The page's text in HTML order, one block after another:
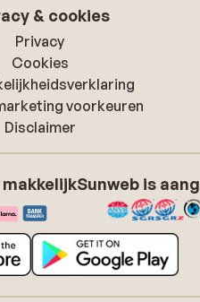
& cookies
Privacy
Cookies
voorkeuren
Disclaimer
Sunweb is